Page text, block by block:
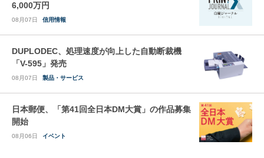
6,000万円
08月07日 信用情報
DUPLODEC、処理速度が向上した自動断裁機
「V-595」発売
08月07日 製品・サービス
日本郵便、「第41回全日本DM大賞」の作品募集
開始
08月06日 イベント